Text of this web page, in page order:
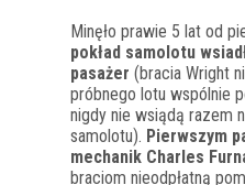
Minęło prawie 5 lat od
pokład samolotu
pasażer (bracia Wright
próbnego lotu wspólnie
nigdy nie wsiądą razem
samolotu). Pierwszym
mechanik Charles
braciom nieodpłatną